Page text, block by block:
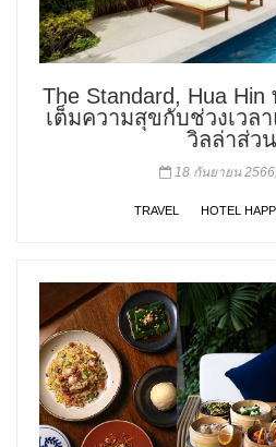
The Standard, Hua
เต็มความสุขกับช่วงเวล
วิลล่าส่ว
18 กันยายน
TRAVEL HOTEL